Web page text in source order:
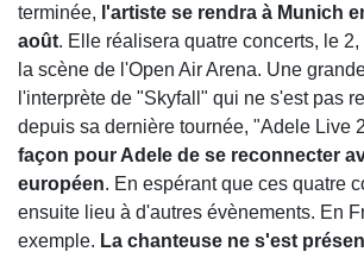
terminée, l'artiste se rendra à Munich
août. Elle réalisera quatre concerts, le
la scène de l'Open Air Arena. Une
l'interprète de "Skyfall" qui ne s'est pas
depuis sa dernière tournée, "Adele Live
façon pour Adele de se reconnecter
européen. En espérant que ces quatre
ensuite lieu à d'autres évènements. En
exemple. La chanteuse ne s'est